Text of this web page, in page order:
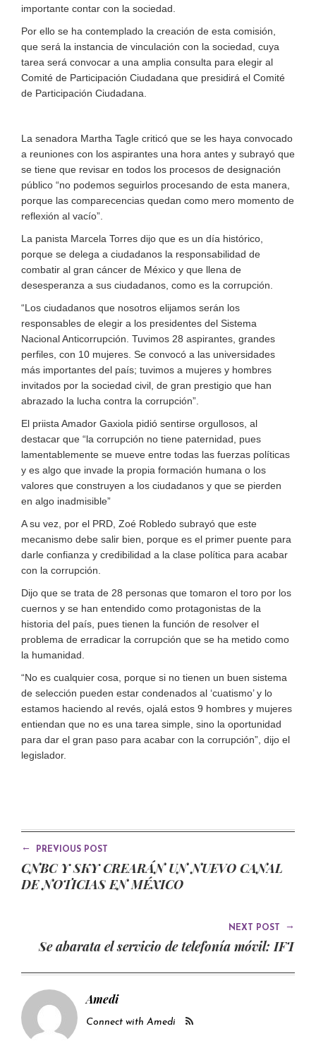
importante contar con la sociedad.
Por ello se ha contemplado la creación de esta comisión,
que será la instancia de vinculación con la sociedad, cuya
tarea será convocar a una amplia consulta para elegir al
Comité de Participación Ciudadana que presidirá el Comité
de Participación Ciudadana.
La senadora Martha Tagle criticó que se les haya convocado
a reuniones con los aspirantes una hora antes y subrayó que
se tiene que revisar en todos los procesos de designación
público “no podemos seguirlos procesando de esta manera,
porque las comparecencias quedan como mero momento de
reflexión al vacío”.
La panista Marcela Torres dijo que es un día histórico,
porque se delega a ciudadanos la responsabilidad de
combatir al gran cáncer de México y que llena de
desesperanza a sus ciudadanos, como es la corrupción.
“Los ciudadanos que nosotros elijamos serán los
responsables de elegir a los presidentes del Sistema
Nacional Anticorrupción. Tuvimos 28 aspirantes, grandes
perfiles, con 10 mujeres. Se convocó a las universidades
más importantes del país; tuvimos a mujeres y hombres
invitados por la sociedad civil, de gran prestigio que han
abrazado la lucha contra la corrupción”.
El priista Amador Gaxiola pidió sentirse orgullosos, al
destacar que “la corrupción no tiene paternidad, pues
lamentablemente se mueve entre todas las fuerzas políticas
y es algo que invade la propia formación humana o los
valores que construyen a los ciudadanos y que se pierden
en algo inadmisible”
A su vez, por el PRD, Zoé Robledo subrayó que este
mecanismo debe salir bien, porque es el primer puente para
darle confianza y credibilidad a la clase política para acabar
con la corrupción.
Dijo que se trata de 28 personas que tomaron el toro por los
cuernos y se han entendido como protagonistas de la
historia del país, pues tienen la función de resolver el
problema de erradicar la corrupción que se ha metido como
la humanidad.
“No es cualquier cosa, porque si no tienen un buen sistema
de selección pueden estar condenados al ‘cuatismo’ y lo
estamos haciendo al revés, ojalá estos 9 hombres y mujeres
entiendan que no es una tarea simple, sino la oportunidad
para dar el gran paso para acabar con la corrupción”, dijo el
legislador.
← PREVIOUS POST
CNBC Y SKY CREARÁN UN NUEVO CANAL
DE NOTICIAS EN MÉXICO
NEXT POST →
Se abarata el servicio de telefonía móvil: IFT
Amedi
Connect with Amedi